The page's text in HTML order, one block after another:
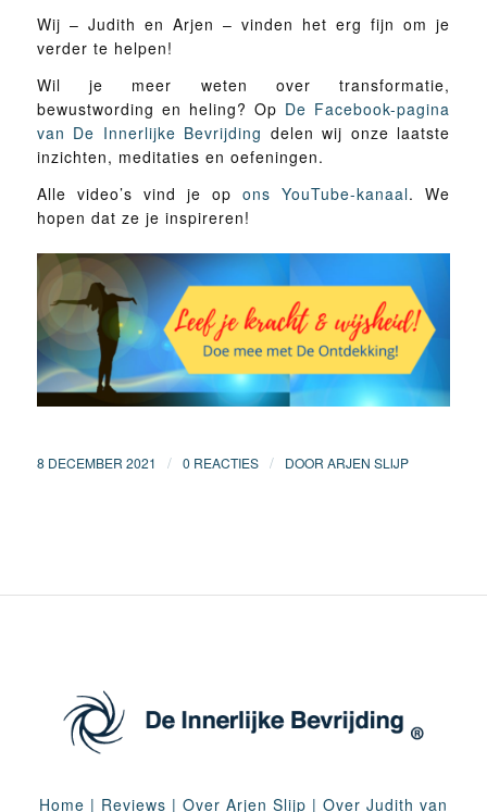
Wij – Judith en Arjen – vinden het erg fijn om je
verder te helpen!
Wil je meer weten over transformatie,
bewustwording en heling? Op De Facebook-pagina
van De Innerlijke Bevrijding delen wij onze laatste
inzichten, meditaties en oefeningen.
Alle video’s vind je opons YouTube-kanaal. We
hopen dat ze je inspireren!
8 DECEMBER 2021 / 0 REACTIES / DOOR ARJEN SLIJP
Home | Reviews | Over Arjen Slijp | Over Judith van